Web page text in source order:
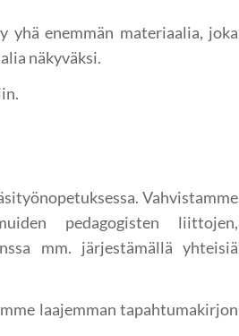
yhä enemmän materiaalia, joka
näkyväksi.
Vahvistamme
pedagogisten liittojen,
mm. järjestämällä yhteisiä
laajemman tapahtumakirjon